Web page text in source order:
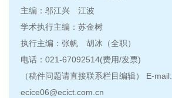
主编：邬江兴 江波
学术执行主编：苏金树
执行主编：张帆 胡冰（全职）
电话：021-67092514(费用/发票)
（稿件问题请直接联系栏目编辑） E-mail:
ecice06@ecict.com.cn